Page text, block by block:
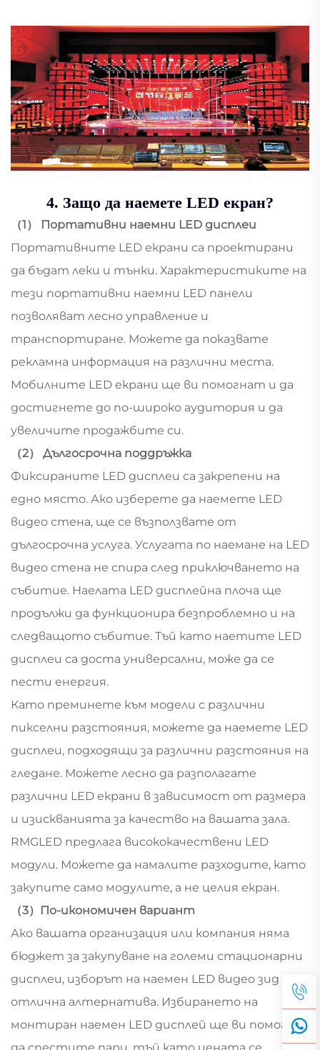
4. Защо да наемете LED екран?
（1） Портативни наемни LED дисплеи
Портативните LED екрани са проектирани
да бъдат леки и тънки. Характеристиките на
тези портативни наемни LED панели
позволяват лесно управление и
транспортиране. Можете да показвате
рекламна информация на различни места.
Мобилните LED екрани ще ви помогнат и да
достигнете до по-широко аудитория и да
увеличите продажбите си.
（2） Дългосрочна поддръжка
Фиксираните LED дисплеи са закрепени на
едно място. Ако изберете да наемете LED
видео стена, ще се възползвате от
дългосрочна услуга. Услугата по наемане на LED
видео стена не спира след приключването на
събитие. Наелата LED дисплейна плоча ще
продължи да функционира безпроблемно и на
следващото събитие. Тъй като наетите LED
дисплеи са доста универсални, може да се
пести енергия.
Като преминете към модели с различни
пикселни разстояния, можете да наемете LED
дисплеи, подходящи за различни разстояния на
гледане. Можете лесно да разполагате
различни LED екрани в зависимост от размера
и изискванията за качество на вашата зала.
RMGLED предлага висококачествени LED
модули. Можете да намалите разходите, като
закупите само модулите, а не целия екран.
（3）По-икономичен вариант
Ако вашата организация или компания няма
бюджет за закупуване на големи стационарни
дисплеи, изборът на наемен LED видео зид е
отлична алтернатива. Избирането на
монтиран наемен LED дисплей ще ви помогне